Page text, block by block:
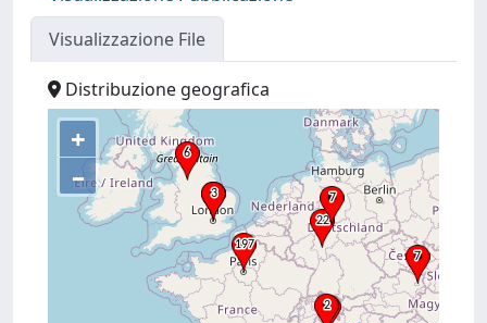
Visualizzazione File
Distribuzione geografica
+
–